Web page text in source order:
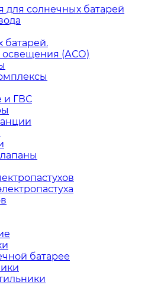
солнечных батарей
батарей.
(АСО)
и ГВС
батарее